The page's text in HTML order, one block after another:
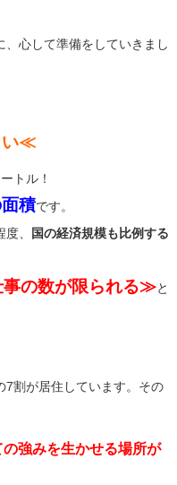
心して準備をしていきまし
い≪
トル！
積です。
、
国の経済規模も比例する
の数が限られる≫と
7割が居住しています。その
強みを生かせる場所が